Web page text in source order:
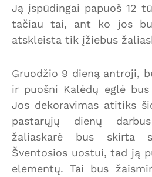
Ją įspūdingai papuoš 12
tačiau tai, ant ko jos
atskleista tik įžiebus
Gruodžio 9 dieną antroji,
ir puošni Kalėdų eglė
Jos dekoravimas atitiks
pastarųjų dienų
žaliaskarė bus skirta
Šventosios uostui, tad ją
elementų. Tai bus